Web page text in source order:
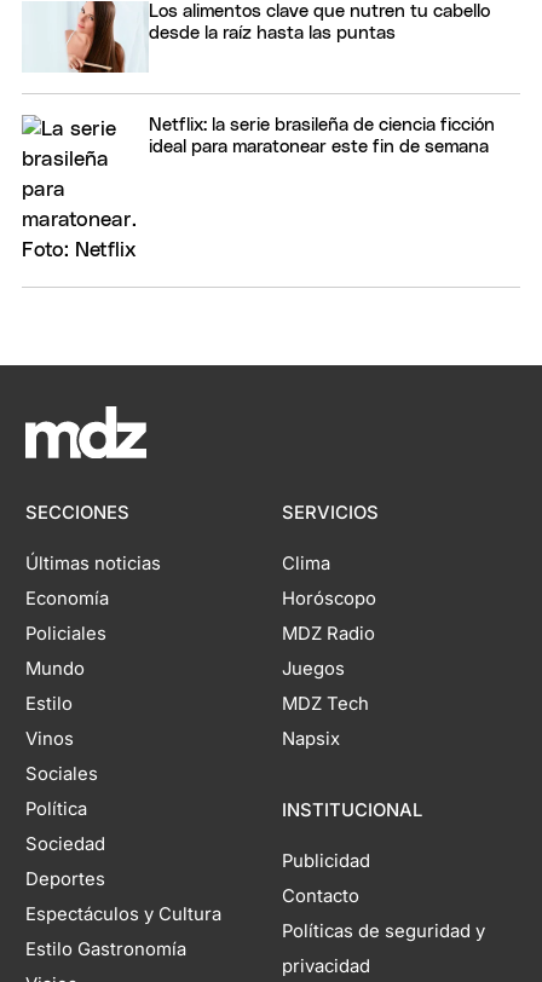
Los alimentos clave que nutren tu cabello
desde la raíz hasta las puntas
Netflix: la serie brasileña de ciencia ficción
ideal para maratonear este fin de semana
SECCIONES
Últimas noticias
Economía
Policiales
Mundo
Estilo
Vinos
Sociales
Política
Sociedad
Deportes
Espectáculos y Cultura
Estilo Gastronomía
SERVICIOS
Clima
Horóscopo
MDZ Radio
Juegos
MDZ Tech
Napsix
INSTITUCIONAL
Publicidad
Contacto
Políticas de seguridad y
privacidad